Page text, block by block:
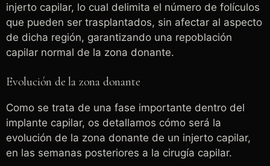
injerto capilar, lo cual delimita el número de folículos
que pueden ser trasplantados, sin afectar al aspecto
de dicha región, garantizando una repoblación
capilar normal de la zona donante.
Evolución de la zona donante
Como se trata de una fase importante dentro del
implante capilar, os detallamos cómo será la
evolución de la zona donante de un injerto capilar,
en las semanas posteriores a la cirugía capilar.